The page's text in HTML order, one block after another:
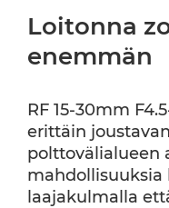
Loitonna
enemmän
RF 15-30mm
erittäin
polttovälialueen
mahdollisuuksia
laajakulmalla